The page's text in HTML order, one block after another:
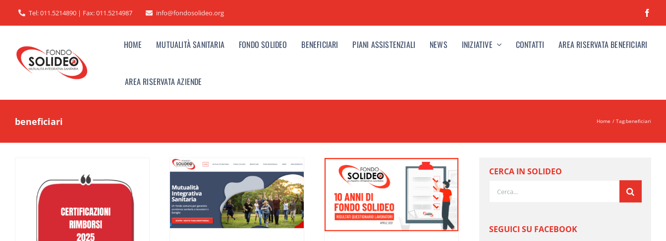
Tel: 011.5214890 | Fax: 011.5214987 info@fondosolideo.org
HOME MUTUALITÀ SANITARIA FONDO SOLIDEO BENEFICIARI PIANI ASSISTENZIALI NEWS INIZIATIVE CONTATTI AREA RISERVATA BENEFICIARI
AREA RISERVATA AZIENDE
beneficiari Home Tag:beneficiari
CERCA IN SOLIDEO
SEGUICI SU FACEBOOK